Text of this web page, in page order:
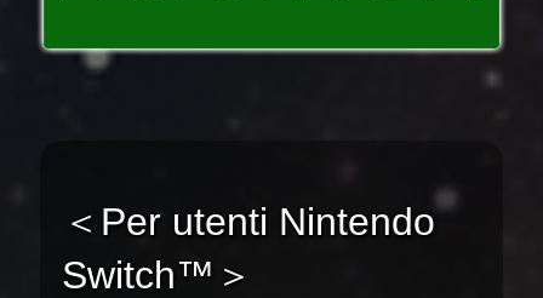
＜Per utenti Nintendo
Switch™＞